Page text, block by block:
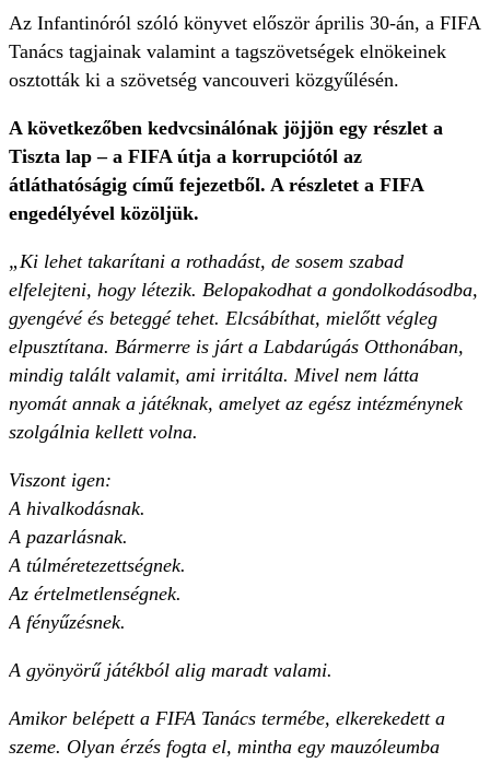
Az Infantinóról szóló könyvet először április 30-án, a FIFA
Tanács tagjainak valamint a tagszövetségek elnökeinek
osztották ki a szövetség vancouveri közgyűlésén.
A következőben kedvcsinálónak jöjjön egy részlet a
Tiszta lap – a FIFA útja a korrupciótól az
átláthatóságig című fejezetből. A részletet a FIFA
engedélyével közöljük.
„Ki lehet takarítani a rothadást, de sosem szabad
elfelejteni, hogy létezik. Belopakodhat a gondolkodásodba,
gyengévé és beteggé tehet. Elcsábíthat, mielőtt végleg
elpusztítana. Bármerre is járt a Labdarúgás Otthonában,
mindig talált valamit, ami irritálta. Mivel nem látta
nyomát annak a játéknak, amelyet az egész intézménynek
szolgálnia kellett volna.
Viszont igen:
A hivalkodásnak.
A pazarlásnak.
A túlméretezettségnek.
Az értelmetlenségnek.
A fényűzésnek.
A gyönyörű játékból alig maradt valami.
Amikor belépett a FIFA Tanács termébe, elkerekedett a
szeme. Olyan érzés fogta el, mintha egy mauzóleumba